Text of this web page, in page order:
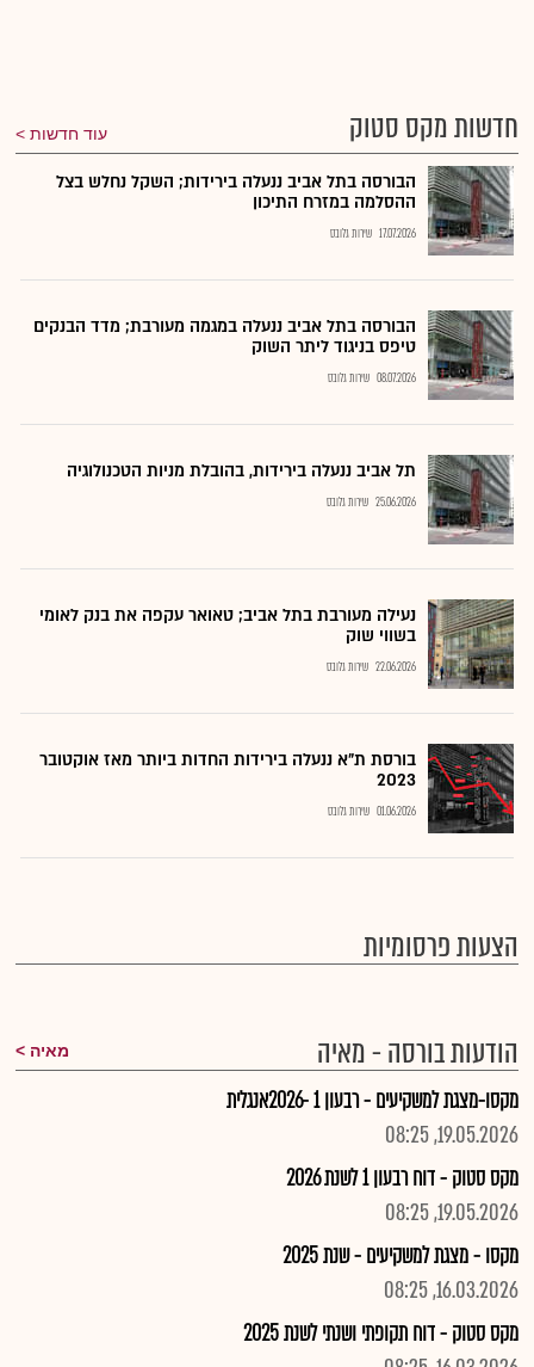
חדשות מקס סטוק עוד חדשות
הבורסה בתל אביב ננעלה בירידות; השקל נחלש בצל
ההסלמה במזרח התיכון
17.07.2026 שירות גלובס
הבורסה בתל אביב ננעלה במגמה מעורבת; מדד הבנקים
טיפס בניגוד ליתר השוק
08.07.2026 שירות גלובס
תל אביב ננעלה בירידות, בהובלת מניות הטכנולוגיה
25.06.2026 שירות גלובס
נעילה מעורבת בתל אביב; טאואר עקפה את בנק לאומי
בשווי שוק
22.06.2026 שירות גלובס
בורסת ת"א ננעלה בירידות החדות ביותר מאז אוקטובר
2023
01.06.2026 שירות גלובס
הצעות פרסומיות
הודעות בורסה - מאיה מאיה
מקסו-מצגת למשקיעים - רבעון 1 -2026אנגלית
19.05.2026, 08:25
מקס סטוק - דוח רבעון 1 לשנת 2026
19.05.2026, 08:25
מקסו - מצגת למשקיעים - שנת 2025
16.03.2026, 08:25
מקס סטוק - דוח תקופתי ושנתי לשנת 2025